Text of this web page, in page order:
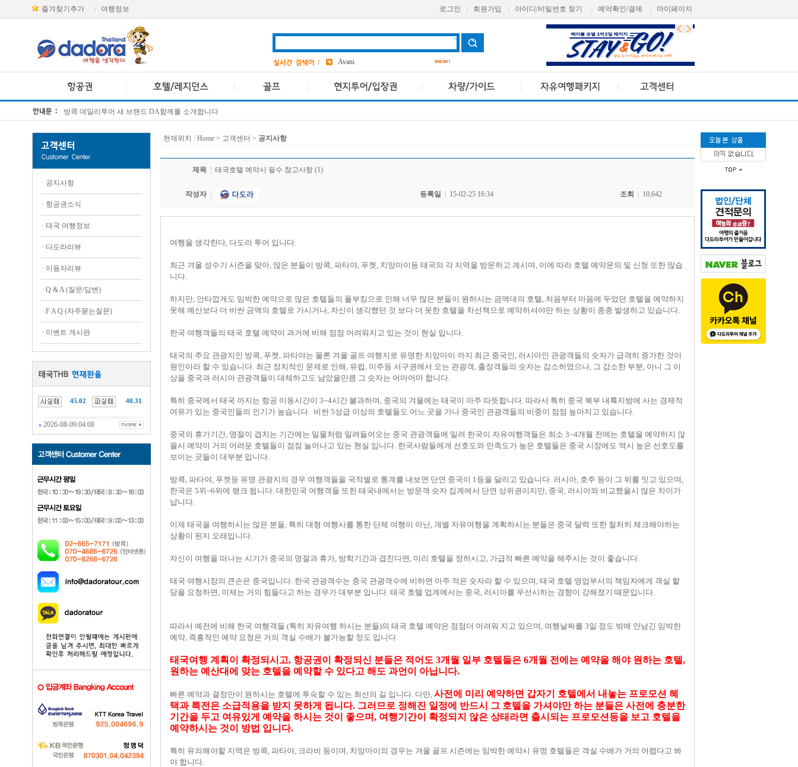
즐겨찾기추가 여행정보 로그인 회원가입 아이디/비밀번호 찾기 예약확인/결제
마이페이지
bangkok
4
Aetas
grand
2
Avani
파타야
19
ASQ 3
방콕 데일리투어 새 브랜드 DA함께를 소개합니다
· 공지사항
· 항공권소식
· 태국 여행정보
· 다도라리뷰
· 이용자리뷰
· Q & A (질문/답변)
· F A Q (자주묻는질문)
· 이벤트 게시판
45.02 40.31
2026-08-09 04:08
현재위치 : Home > 고객센터 > 공지사항
제목 태국호텔 예약시 필수 참고사항 (1)
작성자 등록일 15-02-25 16:34 조회 10,642
여행을 생각한다, 다도라 투어 입니다.
최근 겨울 성수기 시즌을 맞아, 많은 분들이 방콕, 파타야, 푸켓, 치앙마이등 태국의 각 지역을 방문하고 계시며, 이에 따라 호텔 예약문의 및 신청 또한 많습
니다.
하지만, 안타깝게도 임박한 예약으로 많은 호텔들의 풀부킹으로 인해 너무 많은 분들이 원하시는 금액대의 호텔, 처음부터 마음에 두었던 호텔을 예약하지
못해 예산보다 더 비싼 금액의 호텔로 가시거나, 자신이 생각했던 것 보다 더 못한 호텔을 차선책으로 예약하셔야만 하는 상황이 종종 발생하고 있습니다.
한국 여행객들의 태국 호텔 예약이 과거에 비해 점점 어려워지고 있는 것이 현실 입니다.
태국의 주요 관광지인 방콕, 푸켓, 파타야는 물론 겨울 골프 여행지로 유명한 치앙마이 까지 최근 중국인, 러시아인 관광객들의 숫자가 급격히 증가한 것이
원인이라 할 수 있습니다. 최근 정치적인 문제로 인해, 유럽, 미주등 서구권에서 오는 관광객, 출장객들의 숫자는 감소하였으나, 그 감소한 부분, 아니 그 이
상을 중국과 러시아 관광객들이 대체하고도 남았을만큼 그 숫자는 어마어마 합니다.
특히 중국에서 태국 까지는 항공 이동시간이 3~4시간 불과하며, 중국의 겨울에는 태국이 아주 따뜻합니다. 따라서 특히 중국 북부 내륙지방에 사는 경제적
여유가 있는 중국인들의 인기가 높습니다. 비싼 5성급 이상의 호텔들도 어느 곳을 가나 중국인 관광객들의 비중이 점점 높아지고 있습니다.
중국의 휴가기간, 명절이 겹치는 기간에는 밀물처럼 밀려들어오는 중국 관광객들에 밀려 한국이 자유여행객들은 최소 3~4개월 전에는 호텔을 예약하지 않
을시 예약이 거의 어려운 호텔들이 점점 늘어나고 있는 현실 입니다. 한국사람들에게 선호도와 만족도가 높은 호텔들은 중국 시장에도 역시 높은 선호도를
보이는 곳들이 대부분 입니다.
방콕, 파타야, 푸켓등 유명 관광지의 경우 여행객들을 국적별로 통계를 내보면 단연 중국이 1등을 달리고 있습니다. 러시아, 호주 등이 그 뒤를 잇고 있으며,
한국은 5위~6위에 랭크 됩니다. 대한민국 여행객들 또한 태국내에서는 방문객 숫자 집계에서 단연 상위권이지만, 중국, 러시아와 비교했을시 많은 차이가
납니다.
이제 태국을 여행하시는 많은 분들, 특히 대형 여행사를 통한 단체 여행이 아닌, 개별 자유여행을 계획하시는 분들은 중국 달력 또한 철처히 체크해야하는
상황이 된지 오래입니다.
자신이 여행을 떠나는 시기가 중국의 명절과 휴가, 방학기간과 겹친다면, 미리 호텔을 정하시고, 가급적 빠른 예약을 해주시는 것이 좋습니다.
태국 여행시장의 큰손은 중국입니다. 한국 관광객수는 중국 관광객수에 비하면 아주 적은 숫자라 할 수 있으며, 태국 호텔 영업부서의 책임자에게 객실 할
당을 요청하면, 이제는 거의 힘들다고 하는 경우가 대부분 입니다. 태국 호텔 업계에서는 중국, 러시아를 우선시하는 경향이 강해졌기 때문입니다.
따라서 예전에 비해 한국 여행객들 (특히 자유여행 하시는 분들)의 태국 호텔 예약은 점점더 어려워 지고 있으며, 여행날짜를 3일 정도 밖에 안남긴 임박한
예약, 즉흥적인 예약 요청은 거의 객실 수배가 불가능할 정도 입니다.
태국여행 계획이 확정되시고, 항공권이 확정되신 분들은 적어도 3개월 일부 호텔들은 6개월 전에는 예약을 해야 원하는 호텔,
원하는 예산대에 맞는 호텔을 예약할 수 있다고 해도 과언이 아닙니다.
빠른 예약과 결정만이 원하시는 호텔에 투숙할 수 있는 최선의 길 입니다. 다만, 사전에 미리 예약하면 갑자기 호텔에서 내놓는 프로모션 혜
택과 특전은 소급적용을 받지 못하게 됩니다. 그러므로 정해진 일정에 반드시 그 호텔을 가셔야만 하는 분들은 사전에 충분한
기간을 두고 여유있게 예약을 하시는 것이 좋으며, 여행기간이 확정되지 않은 상태라면 출시되는 프로모션등을 보고 호텔을
예약하시는 것이 방법 입니다.
특히 유의해야할 지역은 방콕, 파타야, 크라비 등이며, 치앙마이의 경우는 겨울 골프 시즌에는 임박한 예약시 유명 호텔들은 객실 수배가 거의 어렵다고 봐
야 합니다.